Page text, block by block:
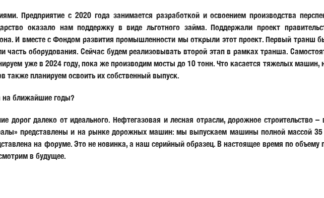
Предприятие с 2020 года занимается разработкой и освоением производства
оказало нам поддержку в виде льготного займа. Поддержали проект
И вместе с Фондом развития промышленности мы открыли этот проект. Первый транш
часть оборудования. Сейчас будем реализовывать второй этап в рамках транша.
уже в 2024 году, пока же производим мосты до 10 тонн. Что касается тяжелых машин,
также планируем освоить их собственный выпуск.
на ближайшие годы?
дорог далеко от идеального. Нефтегазовая и лесная отрасли, дорожное строительство
представлены и на рынке дорожных машин: мы выпускаем машины полной массой 35
на форуме. Это не новинка, а наш серийный образец. В настоящее время по объему
в будущее.